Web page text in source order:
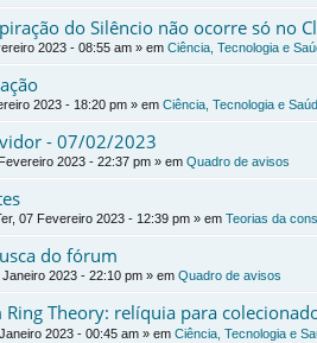
do Silêncio não ocorre só no
2023 - 08:55 am » em Ciência, Tecnologia e
2023 - 18:20 pm » em Ciência, Tecnologia e
- 07/02/2023
2023 - 22:37 pm » em Quadro de avisos
07 Fevereiro 2023 - 12:39 pm » em Teorias da
do fórum
2023 - 22:10 pm » em Quadro de avisos
Theory: relíquia para
2023 - 00:45 am » em Ciência, Tecnologia e